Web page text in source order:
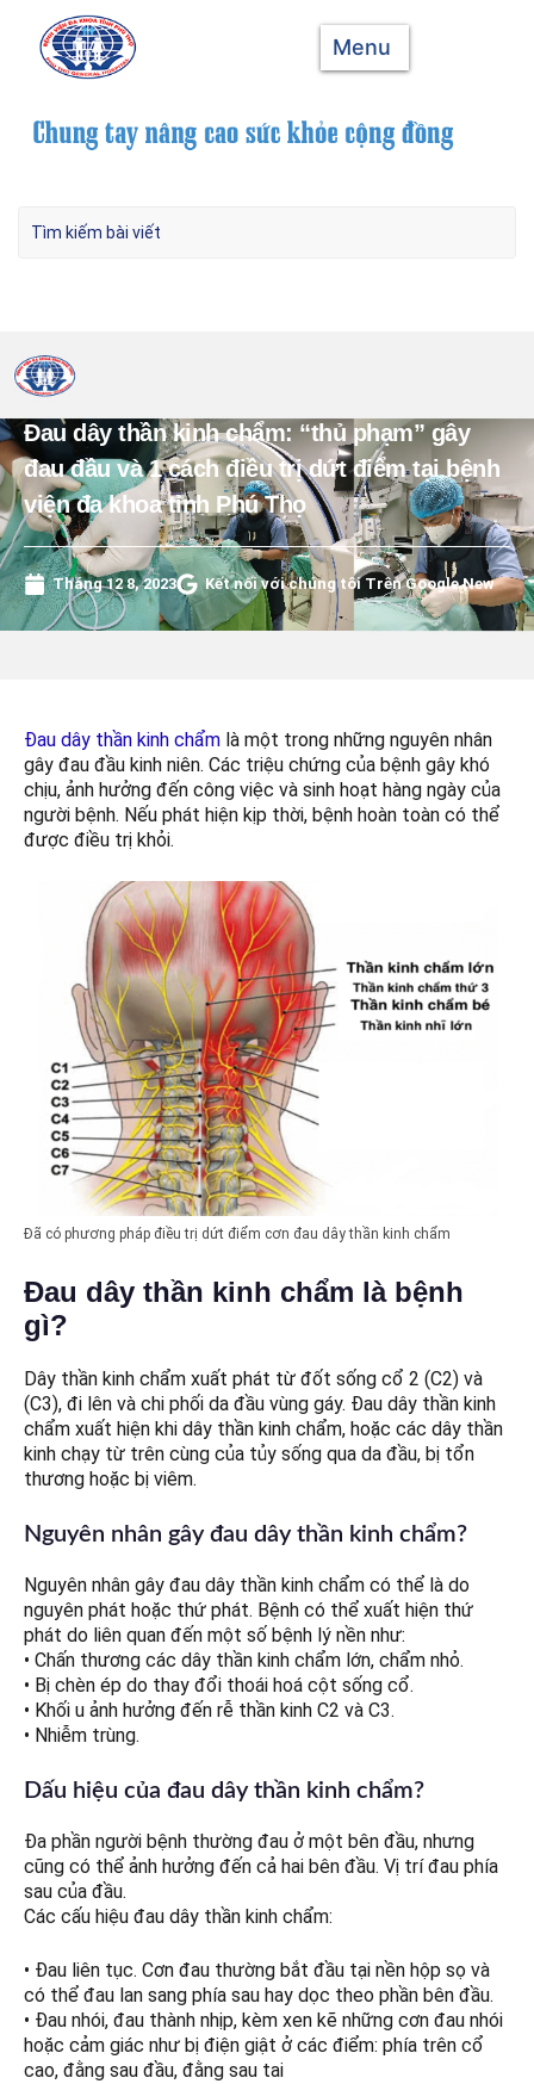
Menu
Đau dây thần kinh chẩm: “thủ phạm” gây
đau đầu và 1 cách điều trị dứt điểm tại bệnh
viện đa khoa tỉnh Phú Thọ
Tháng 12 8, 2023 Kết nối với chúng tôi Trên Google New
Đau dây thần kinh chẩm là một trong những nguyên nhân
gây đau đầu kinh niên. Các triệu chứng của bệnh gây khó
chịu, ảnh hưởng đến công việc và sinh hoạt hàng ngày của
người bệnh. Nếu phát hiện kịp thời, bệnh hoàn toàn có thể
được điều trị khỏi.
Đã có phương pháp điều trị dứt điểm cơn đau dây thần kinh chẩm
Đau dây thần kinh chẩm là bệnh
gì?
Dây thần kinh chẩm xuất phát từ đốt sống cổ 2 (C2) và
(C3), đi lên và chi phối da đầu vùng gáy. Đau dây thần kinh
chẩm xuất hiện khi dây thần kinh chẩm, hoặc các dây thần
kinh chạy từ trên cùng của tủy sống qua da đầu, bị tổn
thương hoặc bị viêm.
Nguyên nhân gây đau dây thần kinh chẩm?
Nguyên nhân gây đau dây thần kinh chẩm có thể là do
nguyên phát hoặc thứ phát. Bệnh có thể xuất hiện thứ
phát do liên quan đến một số bệnh lý nền như:
• Chấn thương các dây thần kinh chẩm lớn, chẩm nhỏ.
• Bị chèn ép do thay đổi thoái hoá cột sống cổ.
• Khối u ảnh hưởng đến rễ thần kinh C2 và C3.
• Nhiễm trùng.
Dấu hiệu của đau dây thần kinh chẩm?
Đa phần người bệnh thường đau ở một bên đầu, nhưng
cũng có thể ảnh hưởng đến cả hai bên đầu. Vị trí đau phía
sau của đầu.
Các cấu hiệu đau dây thần kinh chẩm:
• Đau liên tục. Cơn đau thường bắt đầu tại nền hộp sọ và
có thể đau lan sang phía sau hay dọc theo phần bên đầu.
• Đau nhói, đau thành nhịp, kèm xen kẽ những cơn đau nhói
hoặc cảm giác như bị điện giật ở các điểm: phía trên cổ
cao, đằng sau đầu, đằng sau tai